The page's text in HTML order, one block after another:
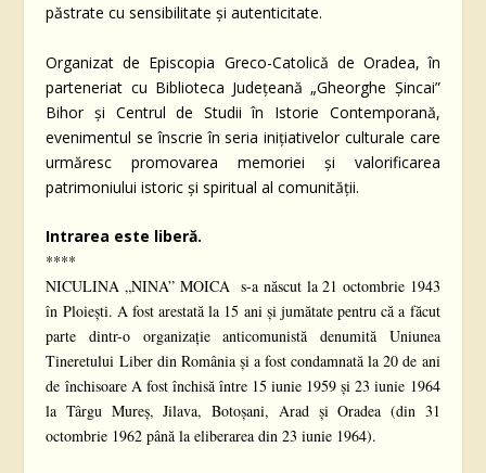
păstrate cu sensibilitate și autenticitate.
Organizat de Episcopia Greco-Catolică de Oradea, în
parteneriat cu Biblioteca Județeană „Gheorghe Șincai”
Bihor și Centrul de Studii în Istorie Contemporană,
evenimentul se înscrie în seria inițiativelor culturale care
urmăresc promovarea memoriei și valorificarea
patrimoniului istoric și spiritual al comunității.
Intrarea este liberă.
****
NICULINA „NINA” MOICA s-a născut la 21 octombrie 1943
în Ploieşti. A fost arestată la 15 ani și jumătate pentru că a făcut
parte dintr-o organizație anticomunistă denumită Uniunea
Tineretului Liber din România și a fost condamnată la 20 de ani
de închisoare A fost închisă între 15 iunie 1959 și 23 iunie 1964
la Târgu Mureş, Jilava, Botoşani, Arad și Oradea (din 31
octombrie 1962 până la eliberarea din 23 iunie 1964).